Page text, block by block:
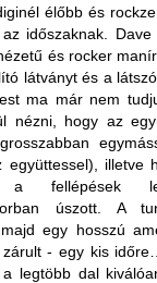
élőbb és
időszaknak.
és rocker
látványt és a
ma már nem
nézni, hogy az
együttessel), illetve
a fellépések
úszott. A
egy hosszú
zárult - egy kis
a legtöbb dal